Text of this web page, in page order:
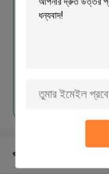
প্রস্তাবিত পণ্য